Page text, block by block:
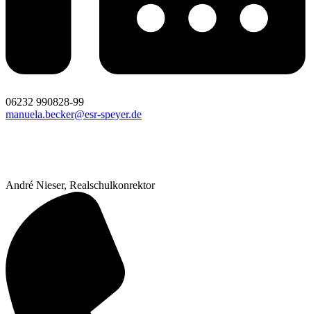
06232 990828-99
manuela.becker@esr-speyer.de
André Nieser, Realschulkonrektor